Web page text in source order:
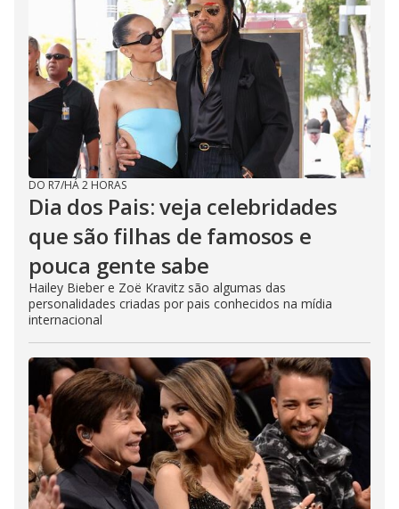
DO R7/HÁ 2 HORAS
Dia dos Pais: veja celebridades
que são filhas de famosos e
pouca gente sabe
Hailey Bieber e Zoë Kravitz são algumas das
personalidades criadas por pais conhecidos na mídia
internacional